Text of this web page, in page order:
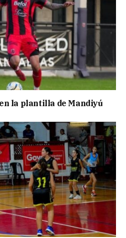
la plantilla de Mandiyú